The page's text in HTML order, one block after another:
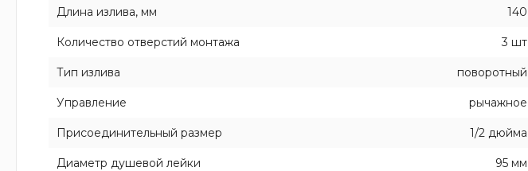
Длина излива, мм 140
Количество отверстий монтажа 3 шт
Тип излива поворотный
Управление рычажное
Присоединительный размер 1/2 дюйма
Диаметр душевой лейки 95 мм